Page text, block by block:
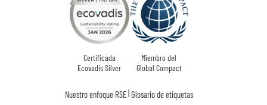
Certificada
Ecovadis Silver
Miembro del
Global Compact
Nuestro enfoque RSE|Glosario de etiquetas